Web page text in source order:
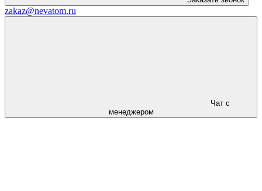
zakaz@nevatom.ru
Чат с
менеджером